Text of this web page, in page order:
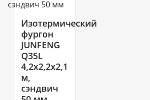
Изотермический
фургон
JUNFENG
Q35L
4,2х2,2х2,1
м,
сэндвич